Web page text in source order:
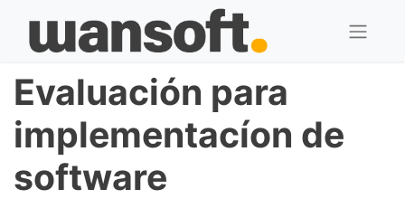
Evaluación para
implementacíon de
software